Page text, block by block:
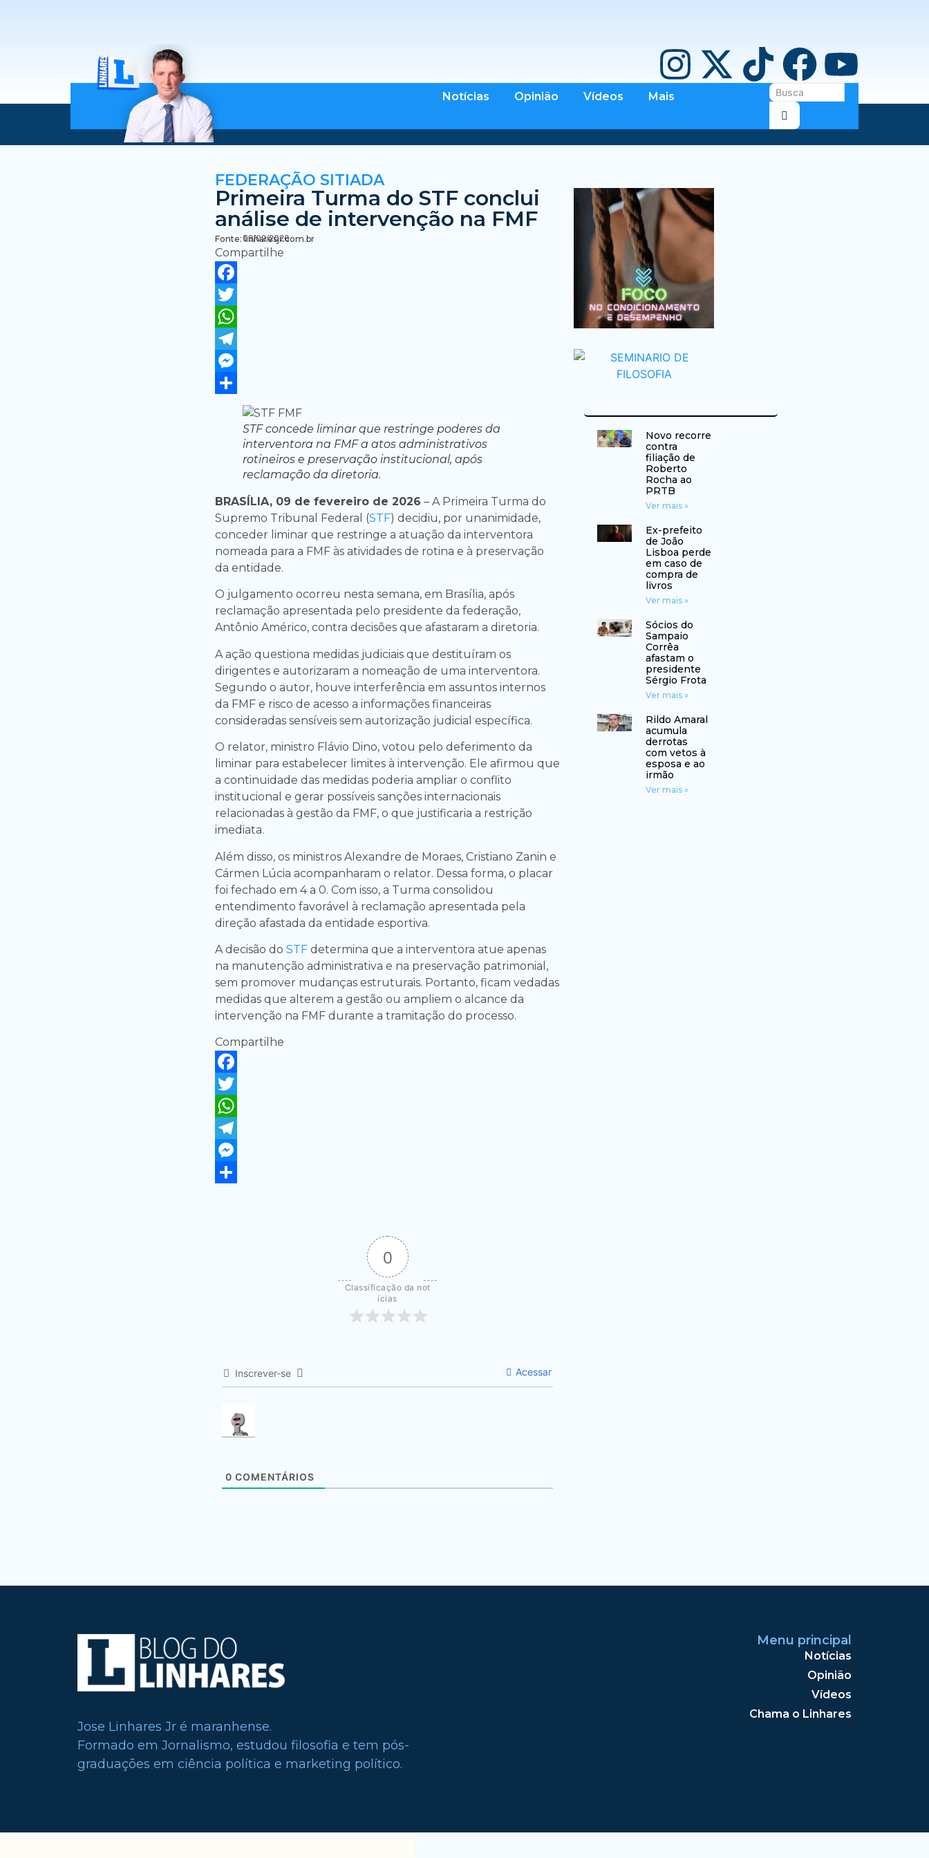
Notícias Opinião Vídeos Mais
FEDERAÇÃO SITIADA
Primeira Turma do STF conclui
análise de intervenção na FMF
Fonte: linharesjr.com.br
09/02/2026
Compartilhe
Facebook
Twitter
WhatsApp
Telegram
Messenger
Share
STF concede liminar que restringe poderes da
interventora na FMF a atos administrativos
rotineiros e preservação institucional, após
reclamação da diretoria.
BRASÍLIA, 09 de fevereiro de 2026 – A Primeira Turma do
Supremo Tribunal Federal (STF) decidiu, por unanimidade,
conceder liminar que restringe a atuação da interventora
nomeada para a FMF às atividades de rotina e à preservação
da entidade.
O julgamento ocorreu nesta semana, em Brasília, após
reclamação apresentada pelo presidente da federação,
Antônio Américo, contra decisões que afastaram a diretoria.
A ação questiona medidas judiciais que destituíram os
dirigentes e autorizaram a nomeação de uma interventora.
Segundo o autor, houve interferência em assuntos internos
da FMF e risco de acesso a informações financeiras
consideradas sensíveis sem autorização judicial específica.
O relator, ministro Flávio Dino, votou pelo deferimento da
liminar para estabelecer limites à intervenção. Ele afirmou que
a continuidade das medidas poderia ampliar o conflito
institucional e gerar possíveis sanções internacionais
relacionadas à gestão da FMF, o que justificaria a restrição
imediata.
Além disso, os ministros Alexandre de Moraes, Cristiano Zanin e
Cármen Lúcia acompanharam o relator. Dessa forma, o placar
foi fechado em 4 a 0. Com isso, a Turma consolidou
entendimento favorável à reclamação apresentada pela
direção afastada da entidade esportiva.
A decisão do STF determina que a interventora atue apenas
na manutenção administrativa e na preservação patrimonial,
sem promover mudanças estruturais. Portanto, ficam vedadas
medidas que alterem a gestão ou ampliem o alcance da
intervenção na FMF durante a tramitação do processo.
Compartilhe
Facebook
Twitter
WhatsApp
Telegram
Messenger
0
Classificação da not
ícias
Inscrever-se Acessar
0 COMENTÁRIOS
Novo recorre
contra
filiação de
Roberto
Rocha ao
PRTB
Ver mais »
Ex-prefeito
de João
Lisboa perde
em caso de
compra de
livros
Ver mais »
Sócios do
Sampaio
Corrêa
afastam o
presidente
Sérgio Frota
Ver mais »
Rildo Amaral
acumula
derrotas
com vetos à
esposa e ao
irmão
Ver mais »
Jose Linhares Jr é maranhense.
Formado em Jornalismo, estudou filosofia e tem pós-
graduações em ciência política e marketing político.
Menu principal
Notícias
Opinião
Vídeos
Chama o Linhares